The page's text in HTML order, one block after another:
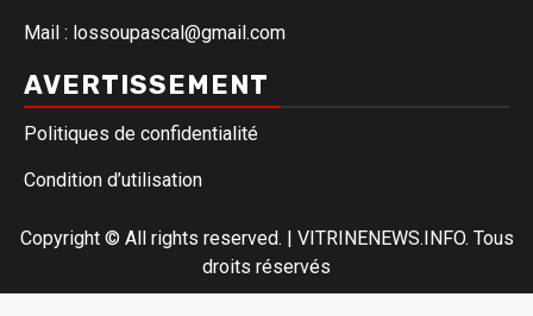
Mail : lossoupascal@gmail.com
AVERTISSEMENT
Politiques de confidentialité
Condition d’utilisation
Copyright © All rights reserved.
VITRINENEWS.INFO. Tous
droits réservés